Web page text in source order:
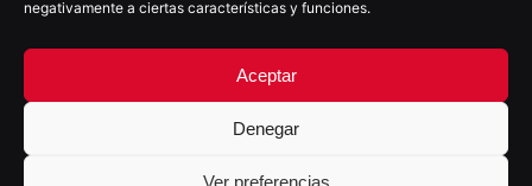
negativamente a ciertas características y funciones.
Aceptar
Denegar
Ver preferencias